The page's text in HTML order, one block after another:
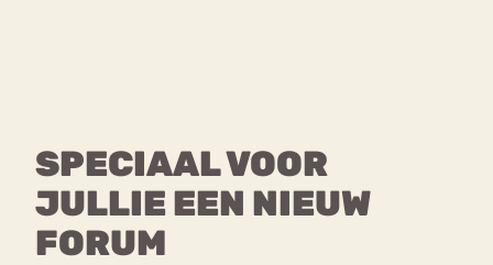
naar
inhoud
SPECIAAL VOOR
JULLIE EEN NIEUW
FORUM
Content
Over proud2bme
Contact
Proud in de media
Vacatures